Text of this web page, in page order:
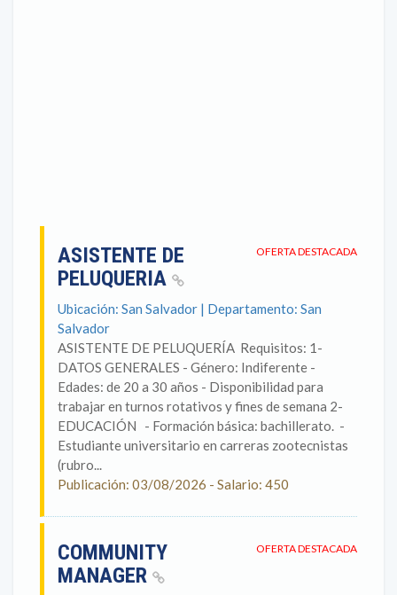
OFERTA DESTACADA
ASISTENTE DE
PELUQUERIA
Ubicación: San Salvador | Departamento: San
Salvador
ASISTENTE DE PELUQUERÍA Requisitos: 1-
DATOS GENERALES - Género: Indiferente -
Edades: de 20 a 30 años - Disponibilidad para
trabajar en turnos rotativos y fines de semana 2-
EDUCACIÓN - Formación básica: bachillerato. -
Estudiante universitario en carreras zootecnistas
(rubro...
Publicación: 03/08/2026 - Salario: 450
OFERTA DESTACADA
COMMUNITY
MANAGER